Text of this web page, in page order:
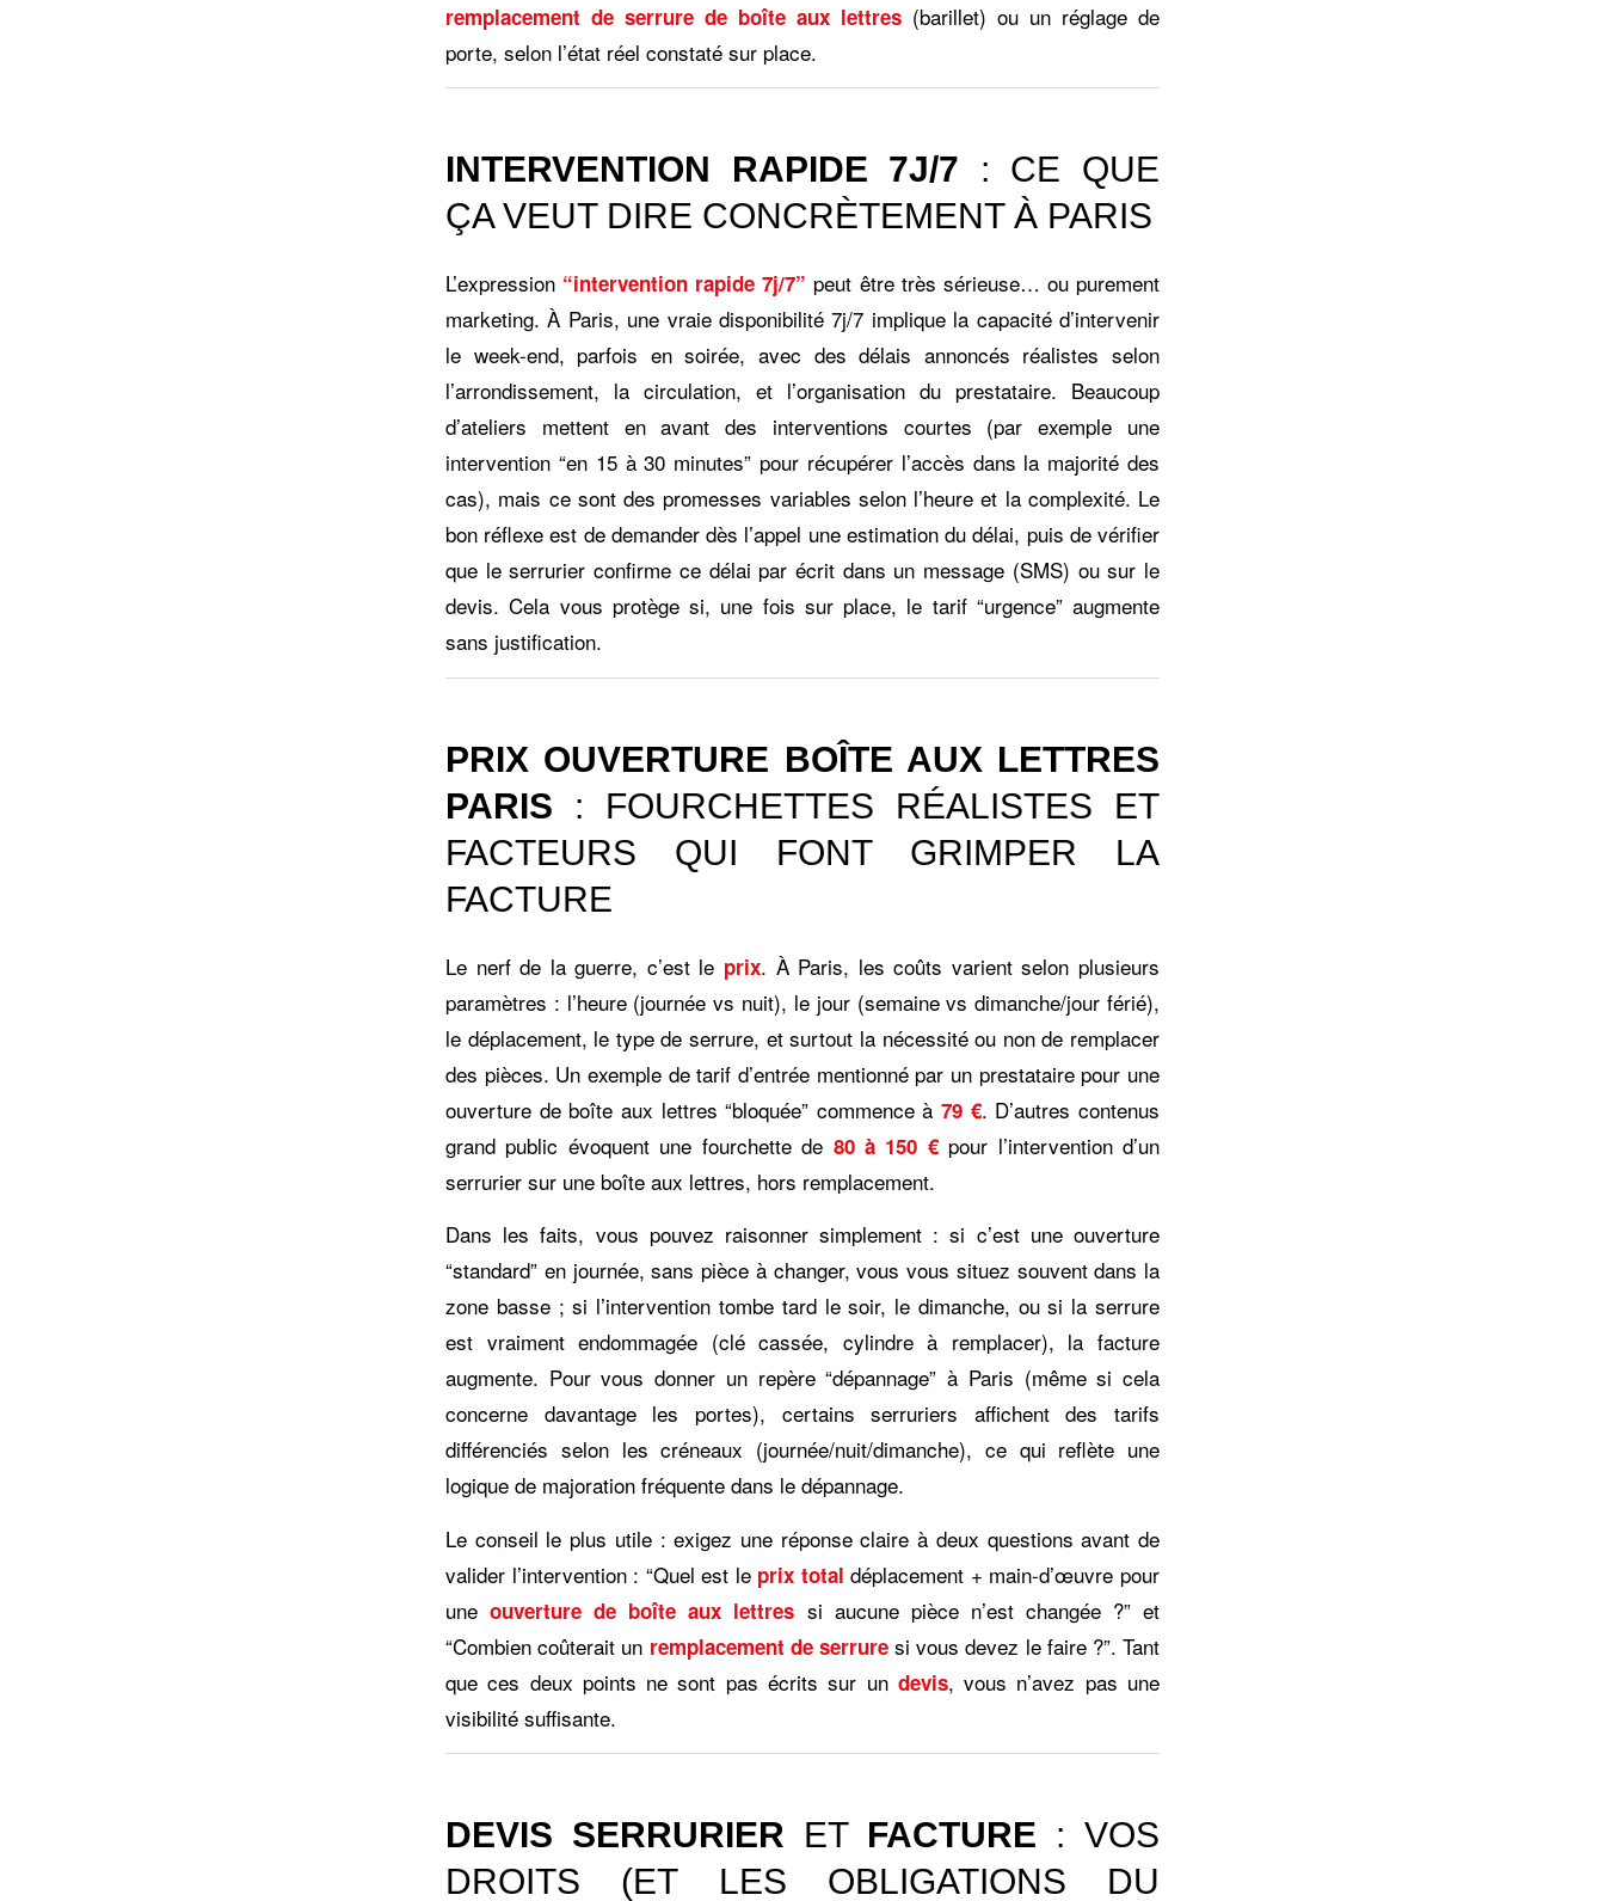
remplacement de serrure de boîte aux lettres (barillet) ou un réglage de
porte, selon l’état réel constaté sur place.
INTERVENTION RAPIDE 7J/7 : CE QUE
ÇA VEUT DIRE CONCRÈTEMENT À PARIS
L’expression “intervention rapide 7j/7” peut être très sérieuse… ou purement
marketing. À Paris, une vraie disponibilité 7j/7 implique la capacité d’intervenir
le week-end, parfois en soirée, avec des délais annoncés réalistes selon
l’arrondissement, la circulation, et l’organisation du prestataire. Beaucoup
d’ateliers mettent en avant des interventions courtes (par exemple une
intervention “en 15 à 30 minutes” pour récupérer l’accès dans la majorité des
cas), mais ce sont des promesses variables selon l’heure et la complexité. Le
bon réflexe est de demander dès l’appel une estimation du délai, puis de vérifier
que le serrurier confirme ce délai par écrit dans un message (SMS) ou sur le
devis. Cela vous protège si, une fois sur place, le tarif “urgence” augmente
sans justification.
PRIX OUVERTURE BOÎTE AUX LETTRES
PARIS : FOURCHETTES RÉALISTES ET
FACTEURS QUI FONT GRIMPER LA
FACTURE
Le nerf de la guerre, c’est le prix. À Paris, les coûts varient selon plusieurs
paramètres : l’heure (journée vs nuit), le jour (semaine vs dimanche/jour férié),
le déplacement, le type de serrure, et surtout la nécessité ou non de remplacer
des pièces. Un exemple de tarif d’entrée mentionné par un prestataire pour une
ouverture de boîte aux lettres “bloquée” commence à79 €. D’autres contenus
grand public évoquent une fourchette de 80 à 150 €pour l’intervention d’un
serrurier sur une boîte aux lettres, hors remplacement.
Dans les faits, vous pouvez raisonner simplement : si c’est une ouverture
“standard” en journée, sans pièce à changer, vous vous situez souvent dans la
zone basse ; si l’intervention tombe tard le soir, le dimanche, ou si la serrure
est vraiment endommagée (clé cassée, cylindre à remplacer), la facture
augmente. Pour vous donner un repère “dépannage” à Paris (même si cela
concerne davantage les portes), certains serruriers affichent des tarifs
différenciés selon les créneaux (journée/nuit/dimanche), ce qui reflète une
logique de majoration fréquente dans le dépannage.
Le conseil le plus utile : exigez une réponse claire à deux questions avant de
valider l’intervention : “Quel est le prix total déplacement + main-d’œuvre pour
uneouverture de boîte aux lettres si aucune pièce n’est changée ?” et
“Combien coûterait un remplacement de serruresi vous devez le faire ?”. Tant
que ces deux points ne sont pas écrits sur un devis, vous n’avez pas une
visibilité suffisante.
DEVIS SERRURIER ET FACTURE : VOS
DROITS (ET LES OBLIGATIONS DU